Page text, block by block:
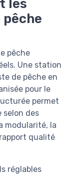
les
pêche
Une station
de pêche en
pour le
permet
selon des
modularité, la
qualité
réglables